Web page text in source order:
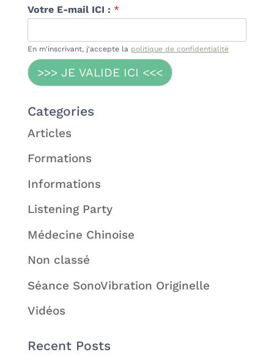
Votre E-mail ICI : *
En m'inscrivant, j'accepte la politique de confidentialité
>>> JE VALIDE ICI <<<
Categories
Articles
Formations
Informations
Listening Party
Médecine Chinoise
Non classé
Séance SonoVibration Originelle
Vidéos
Recent Posts